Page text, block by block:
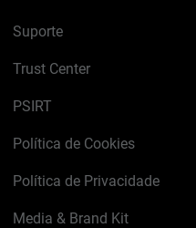
Suporte
Trust Center
PSIRT
Política de Cookies
Política de Privacidade
Media & Brand Kit